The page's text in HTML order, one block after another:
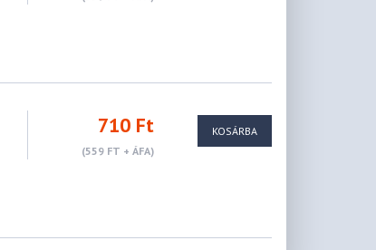
710 Ft
(559 FT + ÁFA)
KOSÁRBA